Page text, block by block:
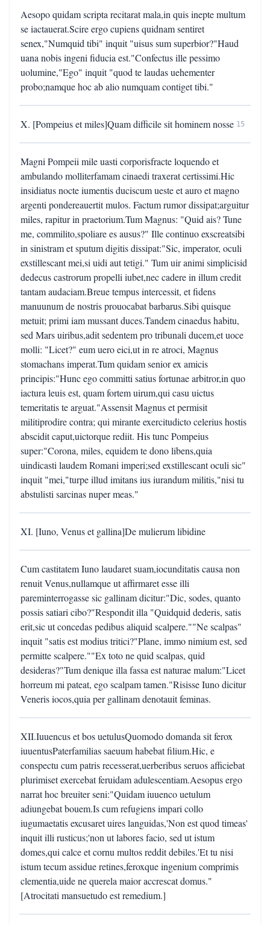
Aesopo quidam scripta recitarat mala,in quis inepte multum
se iactauerat.Scire ergo cupiens quidnam sentiret
senex,"Numquid tibi" inquit "uisus sum superbior?"Haud
uana nobis ingeni fiducia est."Confectus ille pessimo
uolumine,"Ego" inquit "quod te laudas uehementer
probo;namque hoc ab alio numquam contiget tibi."
X. [Pompeius et miles]Quam difficile sit hominem nosse 15
Magni Pompeii mile uasti corporisfracte loquendo et
ambulando molliterfamam cinaedi traxerat certissimi.Hic
insidiatus nocte iumentis duciscum ueste et auro et magno
argenti pondereauertit mulos. Factum rumor dissipat;arguitur
miles, rapitur in praetorium.Tum Magnus: "Quid ais? Tune
me, commilito,spoliare es ausus?" Ille continuo exscreatsibi
in sinistram et sputum digitis dissipat:"Sic, imperator, oculi
exstillescant mei,si uidi aut tetigi." Tum uir animi simplicisid
dedecus castrorum propelli iubet,nec cadere in illum credit
tantam audaciam.Breue tempus intercessit, et fidens
manuunum de nostris prouocabat barbarus.Sibi quisque
metuit; primi iam mussant duces.Tandem cinaedus habitu,
sed Mars uiribus,adit sedentem pro tribunali ducem,et uoce
molli: "Licet?" eum uero eici,ut in re atroci, Magnus
stomachans imperat.Tum quidam senior ex amicis
principis:"Hunc ego committi satius fortunae arbitror,in quo
iactura leuis est, quam fortem uirum,qui casu uictus
temeritatis te arguat."Assensit Magnus et permisit
militiprodire contra; qui mirante exercitudicto celerius hostis
abscidit caput,uictorque rediit. His tunc Pompeius
super:"Corona, miles, equidem te dono libens,quia
uindicasti laudem Romani imperi;sed exstillescant oculi sic"
inquit "mei,"turpe illud imitans ius iurandum militis,"nisi tu
abstulisti sarcinas nuper meas."
XI. [Iuno, Venus et gallina]De mulierum libidine
Cum castitatem Iuno laudaret suam,iocunditatis causa non
renuit Venus,nullamque ut affirmaret esse illi
pareminterrogasse sic gallinam dicitur:"Dic, sodes, quanto
possis satiari cibo?"Respondit illa "Quidquid dederis, satis
erit,sic ut concedas pedibus aliquid scalpere.""Ne scalpas"
inquit "satis est modius tritici?"Plane, immo nimium est, sed
permitte scalpere.""Ex toto ne quid scalpas, quid
desideras?"Tum denique illa fassa est naturae malum:"Licet
horreum mi pateat, ego scalpam tamen."Risisse Iuno dicitur
Veneris iocos,quia per gallinam denotauit feminas.
XII.Iuuencus et bos uetulusQuomodo domanda sit ferox
iuuentusPaterfamilias saeuum habebat filium.Hic, e
conspectu cum patris recesserat,uerberibus seruos afficiebat
plurimiset exercebat feruidam adulescentiam.Aesopus ergo
narrat hoc breuiter seni:"Quidam iuuenco uetulum
adiungebat bouem.Is cum refugiens impari collo
iugumaetatis excusaret uires languidas,'Non est quod timeas'
inquit illi rusticus;'non ut labores facio, sed ut istum
domes,qui calce et cornu multos reddit debiles.'Et tu nisi
istum tecum assidue retines,feroxque ingenium comprimis
clementia,uide ne querela maior accrescat domus."
[Atrocitati mansuetudo est remedium.]